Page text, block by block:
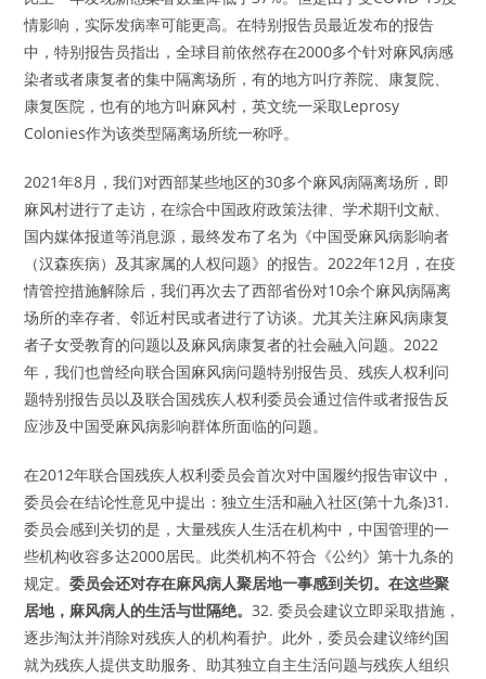
情影响，实际发病率可能更高。在特别报告员最近发布的报告
中，特别报告员指出，全球目前依然存在2000多个针对麻风病感
染者或者康复者的集中隔离场所，有的地方叫疗养院、康复院、
康复医院，也有的地方叫麻风村，英文统一采取Leprosy
Colonies作为该类型隔离场所统一称呼。
2021年8月，我们对西部某些地区的30多个麻风病隔离场所，即
麻风村进行了走访，在综合中国政府政策法律、学术期刊文献、
国内媒体报道等消息源，最终发布了名为《中国受麻风病影响者
（汉森疾病）及其家属的人权问题》的报告。2022年12月，在疫
情管控措施解除后，我们再次去了西部省份对10余个麻风病隔离
场所的幸存者、邻近村民或者进行了访谈。尤其关注麻风病康复
者子女受教育的问题以及麻风病康复者的社会融入问题。2022
年，我们也曾经向联合国麻风病问题特别报告员、残疾人权利问
题特别报告员以及联合国残疾人权利委员会通过信件或者报告反
应涉及中国受麻风病影响群体所面临的问题。
在2012年联合国残疾人权利委员会首次对中国履约报告审议中，
委员会在结论性意见中提出：独立生活和融入社区(第十九条)31.
委员会感到关切的是，大量残疾人生活在机构中，中国管理的一
些机构收容多达2000居民。此类机构不符合《公约》第十九条的
规定。委员会还对存在麻风病人聚居地一事感到关切。在这些聚
居地，麻风病人的生活与世隔绝。32. 委员会建议立即采取措施，
逐步淘汰并消除对残疾人的机构看护。此外，委员会建议缔约国
就为残疾人提供支助服务、助其独立自主生活问题与残疾人组织